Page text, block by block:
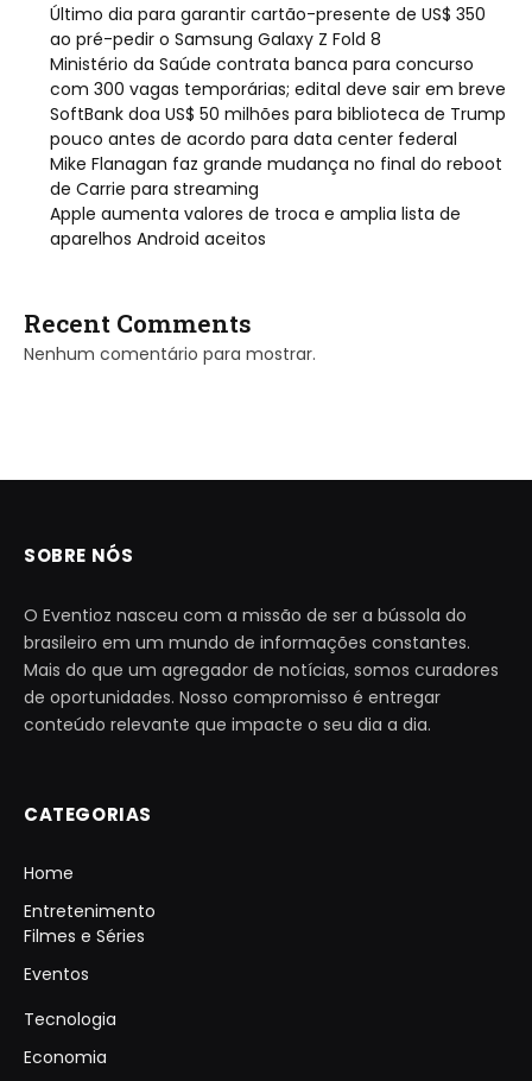
Último dia para garantir cartão-presente de US$ 350
ao pré-pedir o Samsung Galaxy Z Fold 8
Ministério da Saúde contrata banca para concurso
com 300 vagas temporárias; edital deve sair em breve
SoftBank doa US$ 50 milhões para biblioteca de Trump
pouco antes de acordo para data center federal
Mike Flanagan faz grande mudança no final do reboot
de Carrie para streaming
Apple aumenta valores de troca e amplia lista de
aparelhos Android aceitos
Recent Comments
Nenhum comentário para mostrar.
SOBRE NÓS
O Eventioz nasceu com a missão de ser a bússola do
brasileiro em um mundo de informações constantes.
Mais do que um agregador de notícias, somos curadores
de oportunidades. Nosso compromisso é entregar
conteúdo relevante que impacte o seu dia a dia.
CATEGORIAS
Home
Entretenimento
Filmes e Séries
Eventos
Tecnologia
Economia